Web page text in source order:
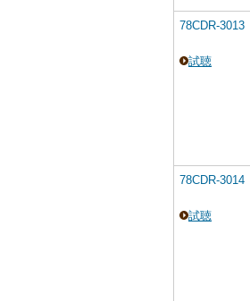
78CDR-3013
試聴
78CDR-3014
試聴